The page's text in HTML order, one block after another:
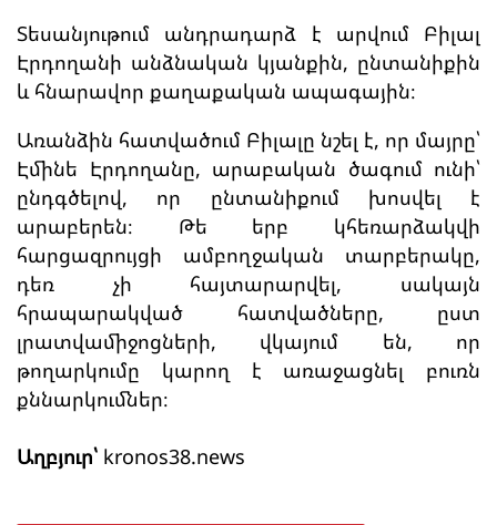
Տեսանյութում անդրադարձ է արվում Բիլալ
Էրդողանի անձնական կյանքին, ընտանիքին
և հնարավոր քաղաքական ապագային։
Առանձին հատվածում Բիլալը նշել է, որ մայրը՝
Էմինե Էրդողանը, արաբական ծագում ունի՝
ընդգծելով, որ ընտանիքում խոսվել է
արաբերեն։ Թե երբ կհեռարձակվի
հարցազրույցի ամբողջական տարբերակը,
դեռ չի հայտարարվել, սակայն
հրապարակված հատվածները, ըստ
լրատվամիջոցների, վկայում են, որ
թողարկումը կարող է առաջացնել բուռն
քննարկումներ։
Աղբյուր՝ kronos38.news